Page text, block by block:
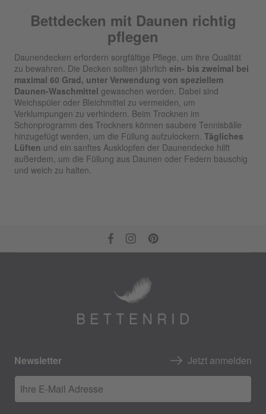
Bettdecken mit Daunen richtig
pflegen
Daunendecken erfordern sorgfältige Pflege, um ihre Qualität
zu bewahren. Die Decken sollten jährlich ein- bis zweimal bei
maximal 60 Grad, unter Verwendung von speziellem
Daunen-Waschmittel gewaschen werden. Dabei sind
Weichspüler oder Bleichmittel zu vermeiden, um
Verklumpungen zu verhindern. Beim Trocknen im
Schonprogramm des Trockners können saubere Tennisbälle
hinzugefügt werden, um die Füllung aufzulockern. Tägliches
Lüften und ein sanftes Ausklopfen der Daunendecke hilft
außerdem, um die Füllung aus Daunen oder Federn bauschig
und weich zu halten.
Newsletter Jetzt anmelden
Ihre E-Mail Adresse